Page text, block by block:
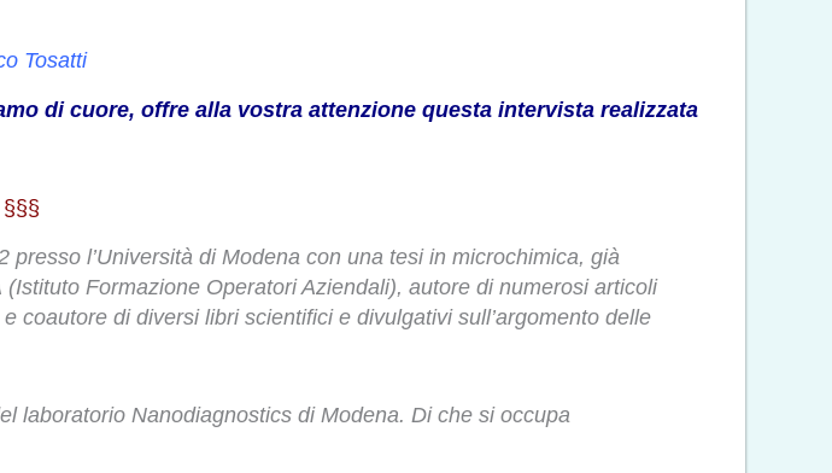
Tosatti
di cuore, offre alla vostra attenzione questa intervista realizzata
§§§
l’Università di Modena con una tesi in microchimica, già
Formazione Operatori Aziendali), autore di numerosi articoli
coautore di diversi libri scientifici e divulgativi sull’argomento delle
laboratorio Nanodiagnostics di Modena. Di che si occupa